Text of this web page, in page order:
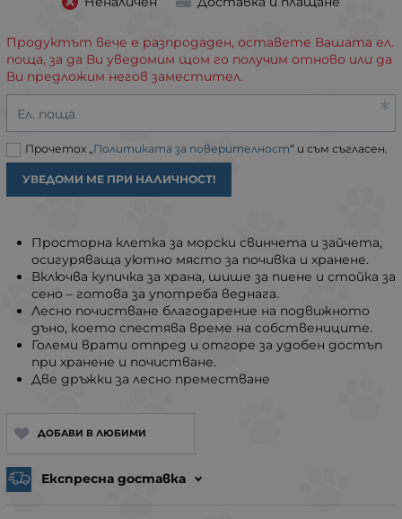
Продуктът вече е разпродаден, оставете Вашата ел.
поща, за да Ви уведомим щом го получим отново или да
Ви предложим негов заместител.
Ел. поща
Прочетох „Политиката за поверителност“ и съм съгласен.
УВЕДОМИ МЕ ПРИ НАЛИЧНОСТ!
ДОБАВИ В ЛЮБИМИ
Експресна доставка
Просторна клетка за морски свинчета и зайчета,
осигуряваща уютно място за почивка и хранене.
Включва купичка за храна, шише за пиене и стойка за
сено – готова за употреба веднага.
Лесно почистване благодарение на подвижното
дъно, което спестява време на собствениците.
Големи врати отпред и отгоре за удобен достъп
при хранене и почистване.
Две дръжки за лесно преместване